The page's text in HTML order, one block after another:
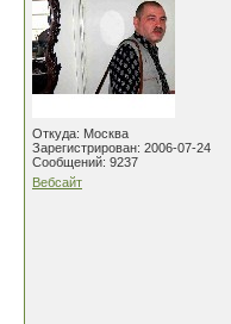
Откуда: Москва
Зарегистрирован: 2006-07-24
Сообщений: 9237
Вебсайт